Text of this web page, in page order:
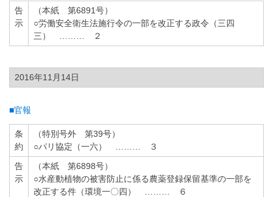
告
示
（本紙 第6891号）
○労働安全衛生法施行令の一部を改正する政令（三四
三） ……… ２
2016年11月14日
■官報
条
約
（特別号外 第39号）
○パリ協定（一六） ……… ３
告
示
（本紙 第6898号）
○水産動植物の被害防止に係る農薬登録保留基準の一部を
改正する件（環境一〇四） ……… ６